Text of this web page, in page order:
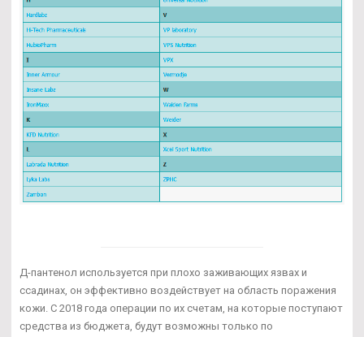
Д-пантенол используется при плохо заживающих язвах и
ссадинах, он эффективно воздействует на область поражения
кожи. С 2018 года операции по их счетам, на которые поступают
средства из бюджета, будут возможны только по